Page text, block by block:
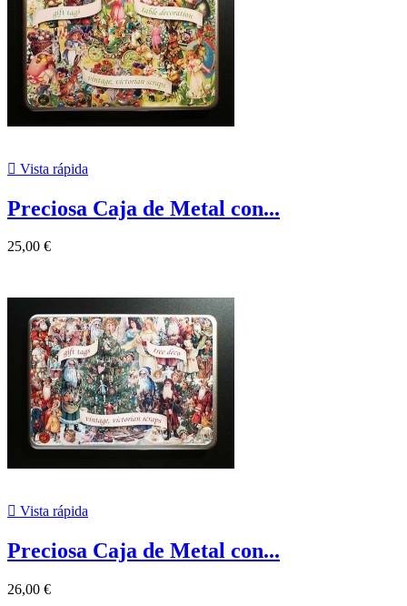
 Vista rápida
Preciosa Caja de Metal con...
25,00 €
 Vista rápida
Preciosa Caja de Metal con...
26,00 €